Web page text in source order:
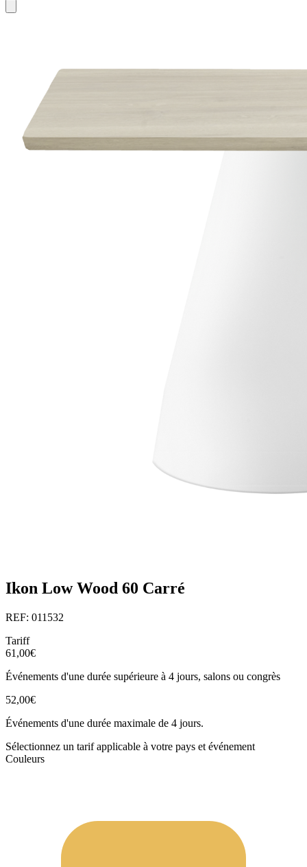
Ikon Low Wood 60 Carré
REF: 011532
Tariff
61,00€
Événements d'une durée supérieure à 4 jours, salons ou congrès
52,00€
Événements d'une durée maximale de 4 jours.
Sélectionnez un tarif applicable à votre pays et événement
Couleurs